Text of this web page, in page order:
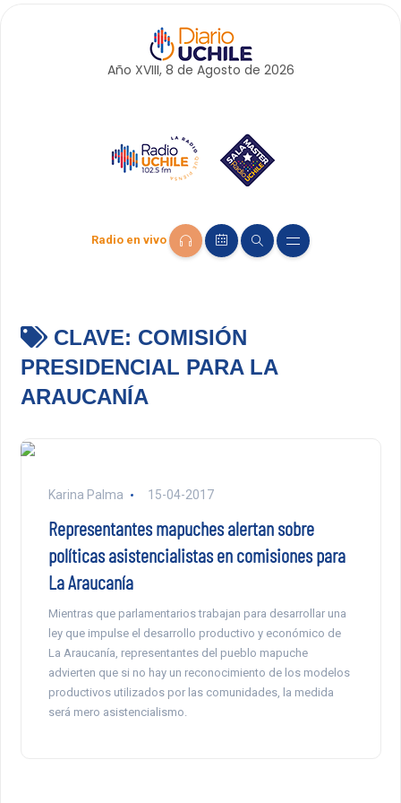
Año XVIII, 8 de Agosto de 2026
Radio en vivo
CLAVE: COMISIÓN
PRESIDENCIAL PARA LA
ARAUCANÍA
Karina Palma 15-04-2017
Representantes mapuches alertan sobre
políticas asistencialistas en comisiones para
La Araucanía
Mientras que parlamentarios trabajan para desarrollar una
ley que impulse el desarrollo productivo y económico de
La Araucanía, representantes del pueblo mapuche
advierten que si no hay un reconocimiento de los modelos
productivos utilizados por las comunidades, la medida
será mero asistencialismo.